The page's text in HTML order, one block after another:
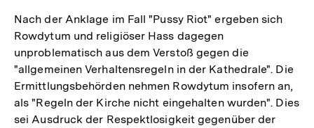
Nach der Anklage im Fall "Pussy Riot" ergeben sich
Rowdytum und religiöser Hass dagegen
unproblematisch aus dem Verstoß gegen die
"allgemeinen Verhaltensregeln in der Kathedrale". Die
Ermittlungsbehörden nehmen Rowdytum insofern an,
als "Regeln der Kirche nicht eingehalten wurden". Dies
sei Ausdruck der Respektlosigkeit gegenüber der